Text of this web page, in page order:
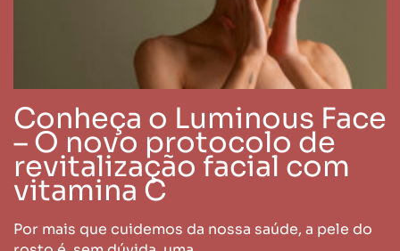
Conheça o Luminous Face
– O novo protocolo de
revitalização facial com
vitamina C
Por mais que cuidemos da nossa saúde, a pele do